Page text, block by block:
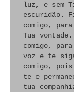
luz, e sem
escuridão.
comigo,
Tua
comigo,
voz e te
comigo,
te e
tua